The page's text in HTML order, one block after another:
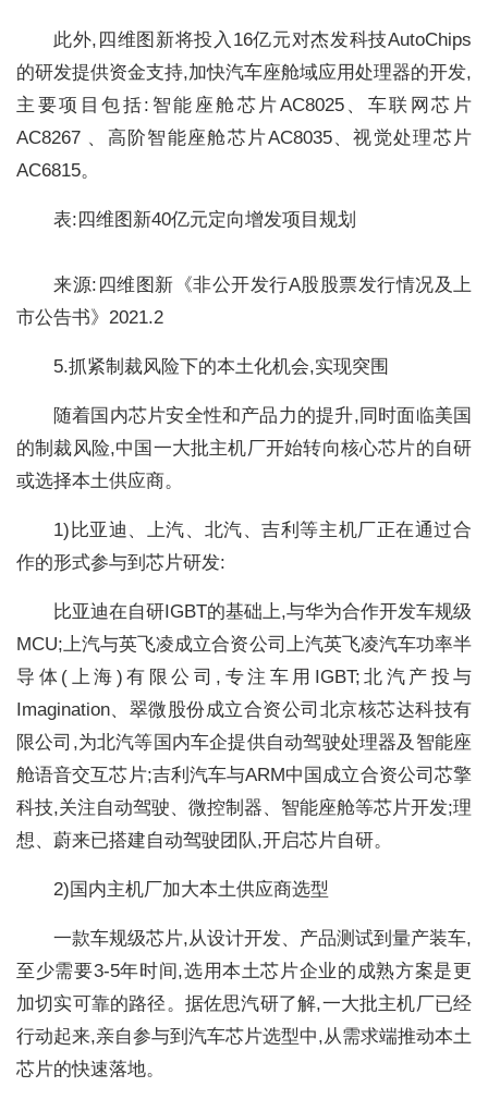
此外,四维图新将投入16亿元对杰发科技AutoChips
的研发提供资金支持,加快汽车座舱域应用处理器的开发,
主要项目包括:智能座舱芯片AC8025、车联网芯片
AC8267 、高阶智能座舱芯片AC8035、视觉处理芯片
AC6815。
表:四维图新40亿元定向增发项目规划
来源:四维图新《非公开发行A股股票发行情况及上
市公告书》2021.2
5.抓紧制裁风险下的本土化机会,实现突围
随着国内芯片安全性和产品力的提升,同时面临美国
的制裁风险,中国一大批主机厂开始转向核心芯片的自研
或选择本土供应商。
1)比亚迪、上汽、北汽、吉利等主机厂正在通过合
作的形式参与到芯片研发:
比亚迪在自研IGBT的基础上,与华为合作开发车规级
MCU;上汽与英飞凌成立合资公司上汽英飞凌汽车功率半
导体(上海)有限公司,专注车用IGBT;北汽产投与
Imagination、翠微股份成立合资公司北京核芯达科技有
限公司,为北汽等国内车企提供自动驾驶处理器及智能座
舱语音交互芯片;吉利汽车与ARM中国成立合资公司芯擎
科技,关注自动驾驶、微控制器、智能座舱等芯片开发;理
想、蔚来已搭建自动驾驶团队,开启芯片自研。
2)国内主机厂加大本土供应商选型
一款车规级芯片,从设计开发、产品测试到量产装车,
至少需要3-5年时间,选用本土芯片企业的成熟方案是更
加切实可靠的路径。据佐思汽研了解,一大批主机厂已经
行动起来,亲自参与到汽车芯片选型中,从需求端推动本土
芯片的快速落地。